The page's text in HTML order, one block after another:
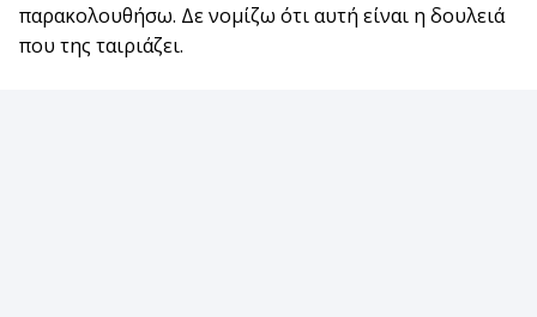
παρακολουθήσω. Δε νομίζω ότι αυτή είναι η δουλειά
που της ταιριάζει.